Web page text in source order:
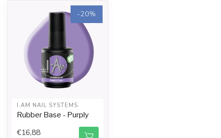
-20%
I.AM NAIL SYSTEMS
Rubber Base - Purply
€16,88